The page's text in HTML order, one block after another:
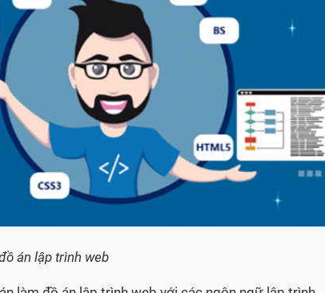
án lập trình web